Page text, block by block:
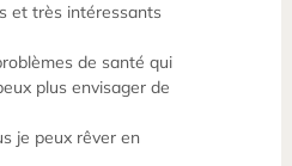
et très intéressants
de santé qui
plus envisager de
je peux rêver en